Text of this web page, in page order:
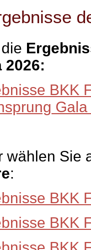
2026:
BKK
wählen Sie
:
BKK
BKK